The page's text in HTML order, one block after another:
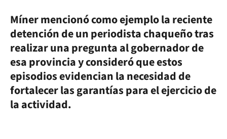
Míner mencionó como ejemplo la reciente
detención de un periodista chaqueño tras
realizar una pregunta al gobernador de
esa provincia y consideró que estos
episodios evidencian la necesidad de
fortalecer las garantías para el ejercicio de
la actividad.